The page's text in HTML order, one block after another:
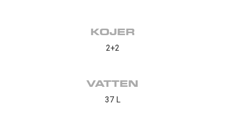
KOJER
2+2
VATTEN
37 L